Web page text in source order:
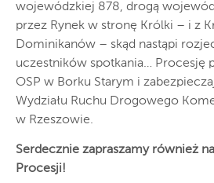
wojewódzkiej 878, drogą
przez Rynek w stronę Królki – i z
Dominikanów – skąd nastąpi
uczestników spotkania… Procesję
OSP w Borku Starym i
Wydziału Ruchu Drogowego
w Rzeszowie.
Serdecznie zapraszamy również
Procesji!